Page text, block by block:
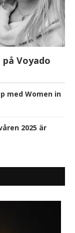
Voyado
med Women in
2025 är